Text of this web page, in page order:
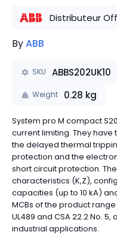
Distributeur
ByABB
SKU ABBS202UK10
Weight 0.28 kg
System pro M compact
current limiting. They
the delayed thermal
protection and the
short circuit protection.
characteristics (K,Z),
capacities (up to 10 kA)
MCBs of the product range
UL489 and CSA 22.2 No.
industrial applications.